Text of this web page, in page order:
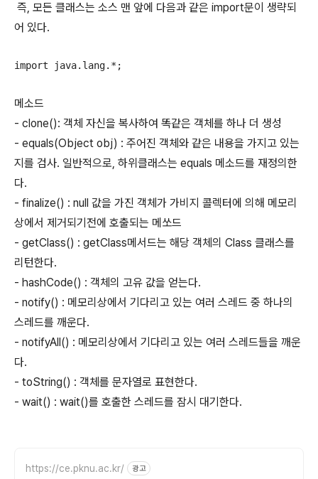
즉, 모든 클래스는 소스 맨 앞에 다음과 같은 import문이 생략되
어 있다.
import java.lang.*;
메소드
- clone(): 객체 자신을 복사하여 똑같은 객체를 하나 더 생성
- equals(Object obj) : 주어진 객체와 같은 내용을 가지고 있는
지를 검사. 일반적으로, 하위클래스는 equals 메소드를 재정의한
다.
- finalize() : null 값을 가진 객체가 가비지 콜렉터에 의해 메모리
상에서 제거되기전에 호출되는 메쏘드
- getClass() : getClass메서드는 해당 객체의 Class 클래스를
리턴한다.
- hashCode() : 객체의 고유 값을 얻는다.
- notify() : 메모리상에서 기다리고 있는 여러 스레드 중 하나의
스레드를 깨운다.
- notifyAll() : 메모리상에서 기다리고 있는 여러 스레드들을 깨운
다.
- toString() : 객체를 문자열로 표현한다.
- wait() : wait()를 호출한 스레드를 잠시 대기한다.
https://ce.pknu.ac.kr/ 광고